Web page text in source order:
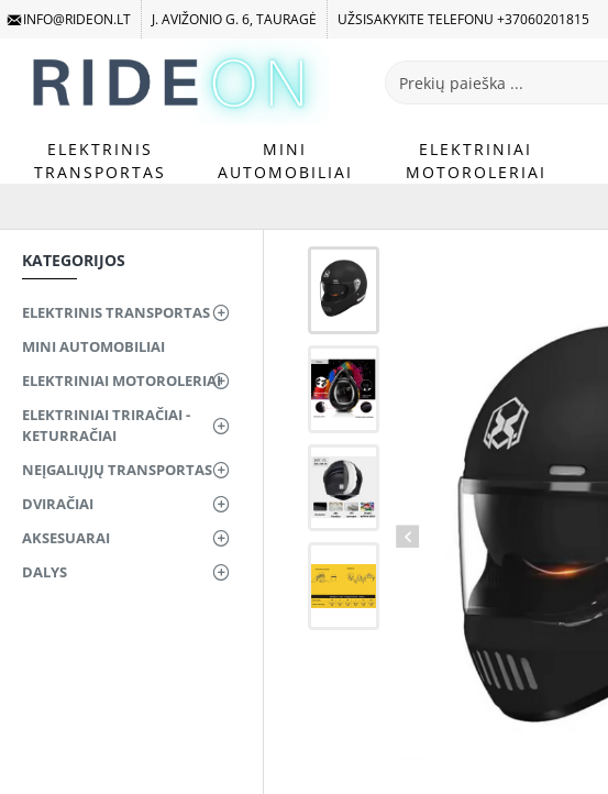
INFO@RIDEON.LT J. AVIŽONIO G. 6, TAURAGĖ UŽSISAKYKITE TELEFONU +37060201815
Prekių
ELEKTRINIS
TRANSPORTAS
MINI
AUTOMOBILIAI
ELEKTRINIAI
MOTOROLERIAI
KATEGORIJOS
ELEKTRINIS TRANSPORTAS
MINI AUTOMOBILIAI
ELEKTRINIAI MOTOROLERIAI
ELEKTRINIAI TRIRAČIAI -
KETURRAČIAI
NEĮGALIŲJŲ TRANSPORTAS
DVIRAČIAI
AKSESUARAI
DALYS